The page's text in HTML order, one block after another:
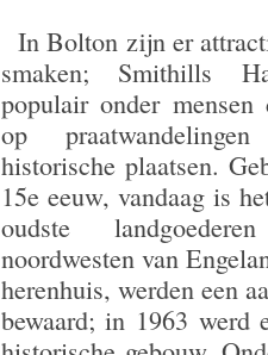
In Bolton zijn er
smaken; Smithills
populair onder
op
historische plaatsen.
15e eeuw, vandaag is
oudste
noordwesten van
herenhuis, werden een
bewaard; in 1963 werd